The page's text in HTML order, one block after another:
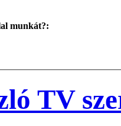
munkát?:
TV